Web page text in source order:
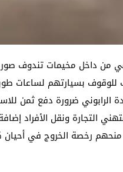
من داخل مخيمات تندوف صور
للوقوف بسيارتهم لساعات
ممتهني التجارة ونقل
رخصة الخروج في أحيان